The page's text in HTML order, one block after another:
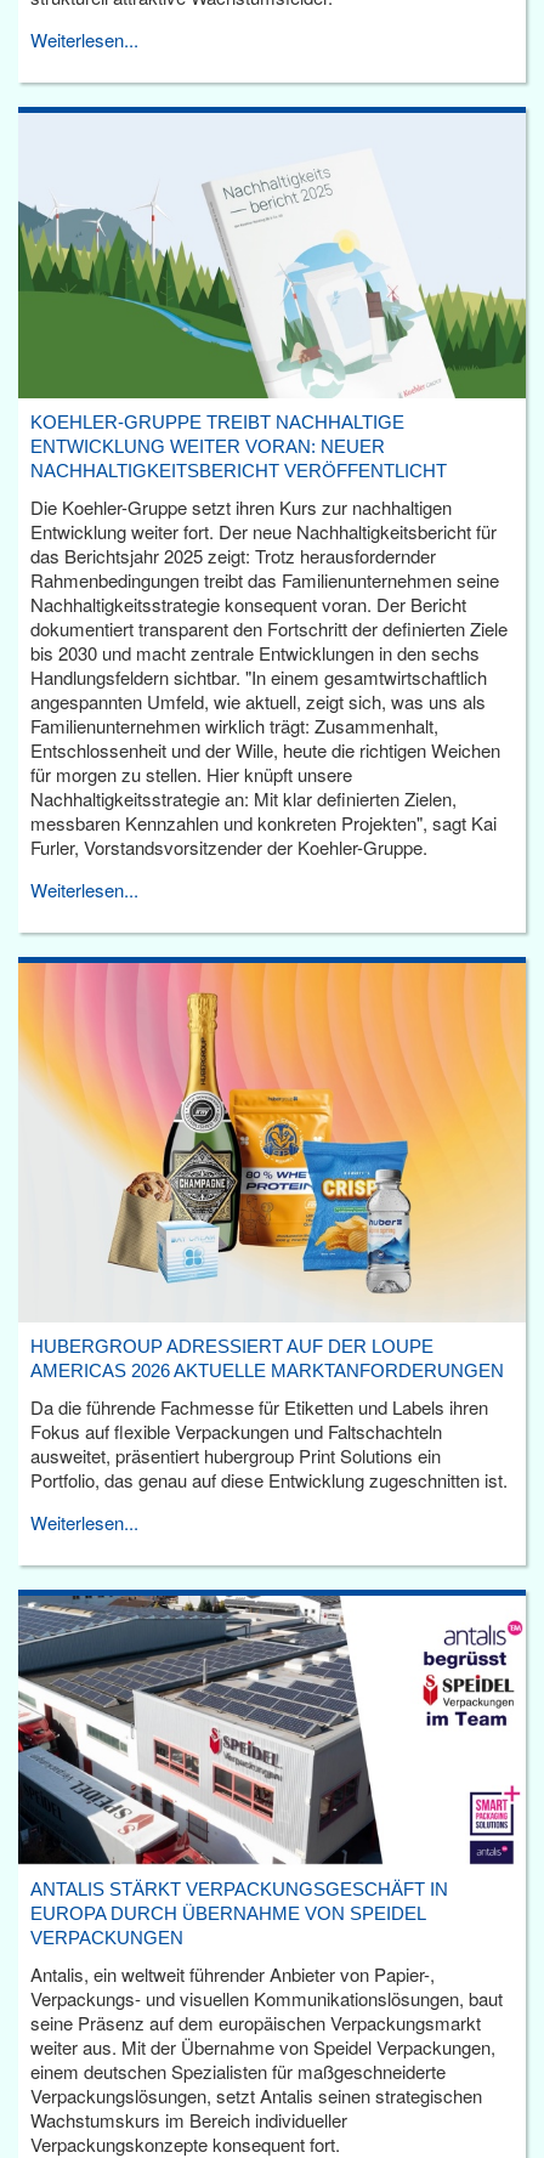
Weiterlesen...
KOEHLER-GRUPPE TREIBT NACHHALTIGE
ENTWICKLUNG WEITER VORAN: NEUER
NACHHALTIGKEITSBERICHT VERÖFFENTLICHT
Die Koehler-Gruppe setzt ihren Kurs zur nachhaltigen
Entwicklung weiter fort. Der neue Nachhaltigkeitsbericht für
das Berichtsjahr 2025 zeigt: Trotz herausfordernder
Rahmenbedingungen treibt das Familienunternehmen seine
Nachhaltigkeitsstrategie konsequent voran. Der Bericht
dokumentiert transparent den Fortschritt der definierten Ziele
bis 2030 und macht zentrale Entwicklungen in den sechs
Handlungsfeldern sichtbar. "In einem gesamtwirtschaftlich
angespannten Umfeld, wie aktuell, zeigt sich, was uns als
Familienunternehmen wirklich trägt: Zusammenhalt,
Entschlossenheit und der Wille, heute die richtigen Weichen
für morgen zu stellen. Hier knüpft unsere
Nachhaltigkeitsstrategie an: Mit klar definierten Zielen,
messbaren Kennzahlen und konkreten Projekten", sagt Kai
Furler, Vorstandsvorsitzender der Koehler-Gruppe.
Weiterlesen...
HUBERGROUP ADRESSIERT AUF DER LOUPE
AMERICAS 2026 AKTUELLE MARKTANFORDERUNGEN
Da die führende Fachmesse für Etiketten und Labels ihren
Fokus auf flexible Verpackungen und Faltschachteln
ausweitet, präsentiert hubergroup Print Solutions ein
Portfolio, das genau auf diese Entwicklung zugeschnitten ist.
Weiterlesen...
ANTALIS STÄRKT VERPACKUNGSGESCHÄFT IN
EUROPA DURCH ÜBERNAHME VON SPEIDEL
VERPACKUNGEN
Antalis, ein weltweit führender Anbieter von Papier-,
Verpackungs- und visuellen Kommunikationslösungen, baut
seine Präsenz auf dem europäischen Verpackungsmarkt
weiter aus. Mit der Übernahme von Speidel Verpackungen,
einem deutschen Spezialisten für maßgeschneiderte
Verpackungslösungen, setzt Antalis seinen strategischen
Wachstumskurs im Bereich individueller
Verpackungskonzepte konsequent fort.